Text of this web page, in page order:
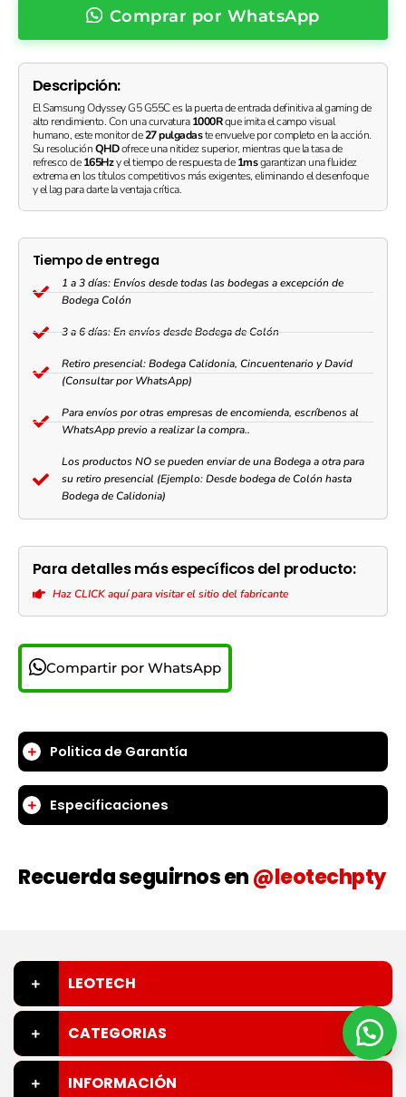
|
QHD
(2560x1440)
165Hz
1ms
MPRT
HDR10
Negro
quantity
Comprar por WhatsApp
Descripción:
El Samsung Odyssey G5 G55C es la puerta de entrada definitiva al gaming de
alto rendimiento.Con una curvatura1000Rque imita el campo visual
humano, este monitor de27 pulgadaste envuelve por completo en la acción.
Su resoluciónQHDofrece una nitidez superior, mientras que la tasa de
refresco de165Hzy el tiempo de respuesta de1msgarantizan una fluidez
extrema en los títulos competitivos más exigentes, eliminando el desenfoque
y el lag para darte la ventaja crítica.
Tiempo de entrega
1 a 3 días: Envíos desde todas las bodegas a excepción de
Bodega Colón
3 a 6 días: En envíos desde Bodega de Colón
Retiro presencial: Bodega Calidonia, Cincuentenario y David
(Consultar por WhatsApp)
Para envíos por otras empresas de encomienda, escríbenos al
WhatsApp previo a realizar la compra..
Los productos NO se pueden enviar de una Bodega a otra para
su retiro presencial (Ejemplo: Desde bodega de Colón hasta
Bodega de Calidonia)
Para detalles más específicos del producto:
Haz CLICK aquí para visitar el sitio del fabricante
Compartir por WhatsApp
Politica de Garantía
Especificaciones
Recuerda seguirnos en@leotechpty
LEOTECH
CATEGORIAS
INFORMACIÓN